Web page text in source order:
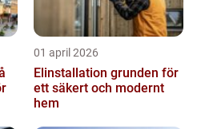
01 april 2026
Elinstallation grunden för
ett säkert och modernt
hem